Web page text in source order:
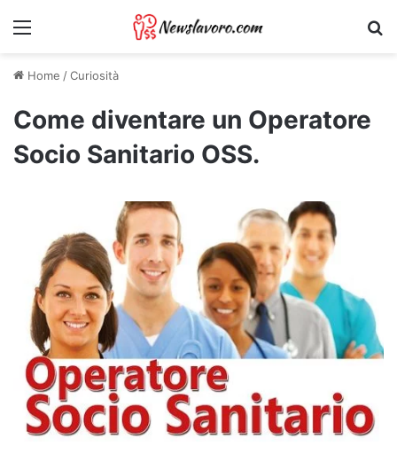
Menu
Home /Curiosità
Come diventare un Operatore
Socio Sanitario OSS.